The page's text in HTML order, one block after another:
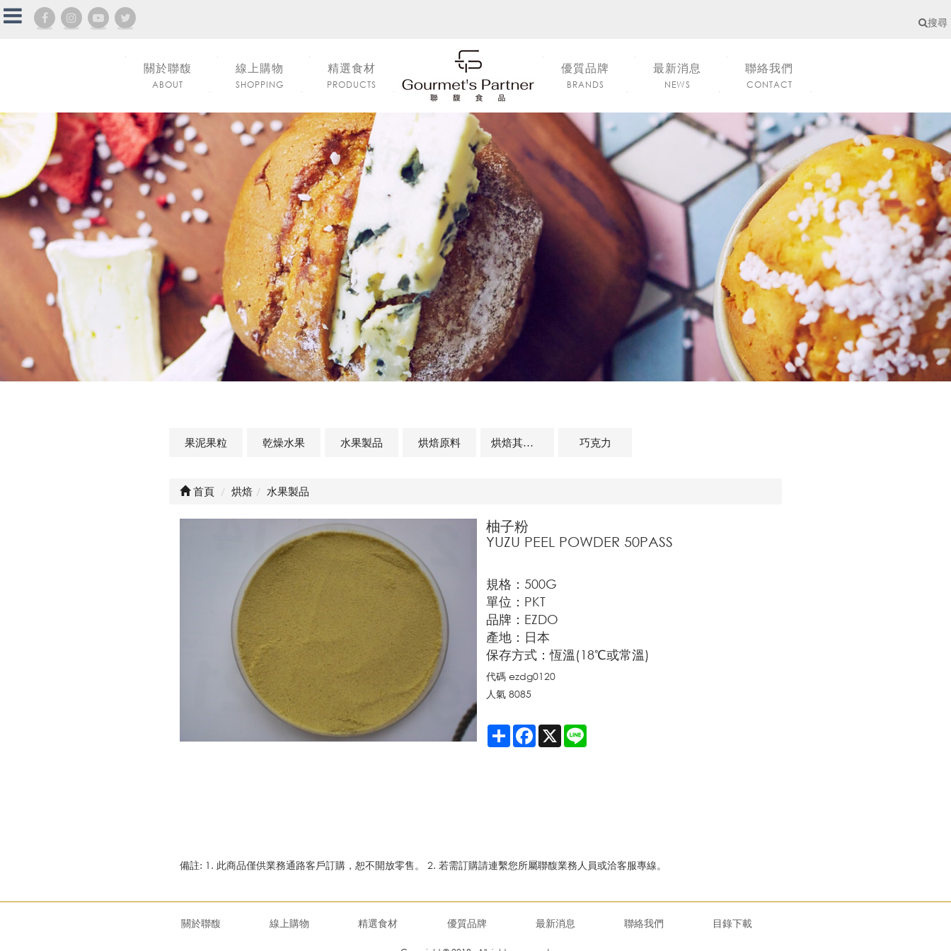
搜尋
關於聯馥
ABOUT
線上購物
SHOPPING
精選食材
PRODUCTS
優質品牌
BRANDS
最新消息
NEWS
聯絡我們
CONTACT
果泥果粒 乾燥水果 水果製品 烘焙原料 烘焙其他及相關商品 巧克力
首頁 烘焙 水果製品
柚子粉
YUZU PEEL POWDER 50PASS
規格：500G
單位：PKT
品牌：EZDO
產地：日本
保存方式：恆溫(18℃或常溫)
代碼 ezdg0120
人氣 8085
Share Facebook
X
備註: 1. 此商品僅供業務通路客戶訂購，恕不開放零售。 2. 若需訂購請連繫您所屬聯馥業務人員或洽客服專線。
關於聯馥 線上購物 精選食材 優質品牌 最新消息 聯絡我們 目錄下載